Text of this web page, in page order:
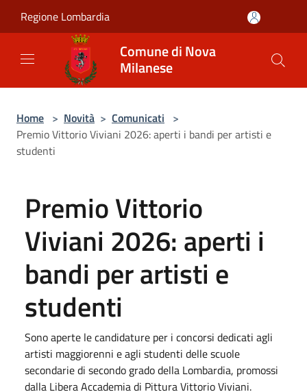
Regione Lombardia
Comune di Nova
Milanese
Home > Novità > Comunicati >
Premio Vittorio Viviani 2026: aperti i bandi per artisti e
studenti
Premio Vittorio
Viviani 2026: aperti i
bandi per artisti e
studenti
Sono aperte le candidature per i concorsi dedicati agli
artisti maggiorenni e agli studenti delle scuole
secondarie di secondo grado della Lombardia, promossi
dalla Libera Accademia di Pittura Vittorio Viviani.